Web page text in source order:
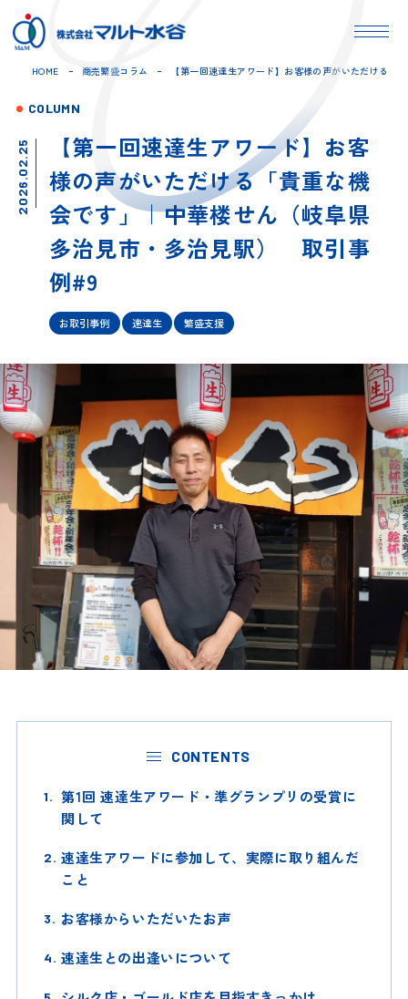
HOME 商売繁盛コラム 【第一回速達生アワード】お客様の声がいただける
COLUMN
2026.02.25
【第一回速達生アワード】お客
様の声がいただける「貴重な機
会です」｜中華楼せん（岐阜県
多治見市・多治見駅） 取引事
例#9
お取引事例 速達生 繁盛支援
CONTENTS
第1回 速達生アワード・準グランプリの受賞に
関して
速達生アワードに参加して、実際に取り組んだ
こと
お客様からいただいたお声
速達生との出逢いについて